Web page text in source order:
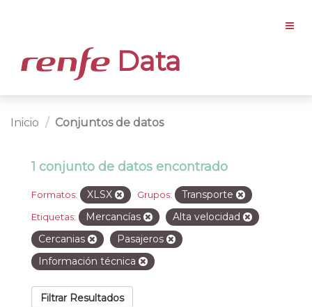
Data
Inicio Conjuntos de datos
1 conjunto de datos encontrado
Formatos: XLSX Grupos: Transporte
Etiquetas: Mercancías
Alta velocidad
Cercanias
Pasajeros
Información técnica
Filtrar Resultados